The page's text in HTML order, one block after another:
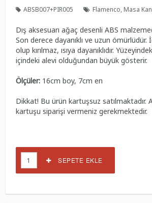
ABSB007+PIR005 Flamenco Masa
Dış aksesuarı ağaç desenli ABS
Son derece dayanıklı ve uzun
olup kırılmaz, ısıya dayanıklıdır.
içindeki alevi olduğundan büyük gösterir.
Ölçüler: 16cm boy, 7cm en
Dikkat! Bu ürün kartuşsuz satılmaktadır.
kartuşu siparişi vermeniz gerekmektedir.
SEPETE EKLE